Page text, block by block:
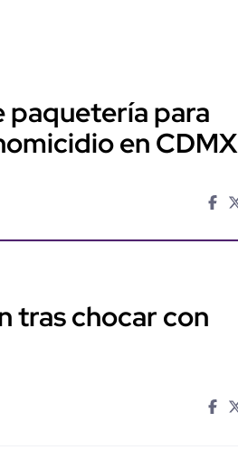
para
en CDMX
tras chocar con